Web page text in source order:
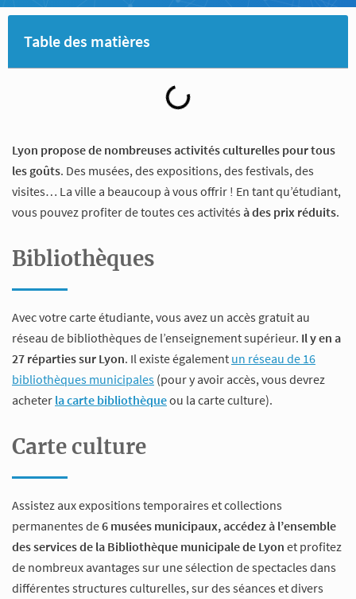
Table des matières
Lyon propose de nombreuses activités culturelles pour tous
les goûts. Des musées, des expositions, des festivals, des
visites… La ville a beaucoup à vous offrir ! En tant qu’étudiant,
vous pouvez profiter de toutes ces activités à des prix réduits.
Bibliothèques
Avec votre carte étudiante, vous avez un accès gratuit au
réseau de bibliothèques de l’enseignement supérieur. Il y en a
27 réparties sur Lyon. Il existe également un réseau de 16
bibliothèques municipales (pour y avoir accès, vous devrez
acheter la carte bibliothèqueou la carte culture).
Carte culture
Assistez aux expositions temporaires et collections
permanentes de6 musées municipaux, accédez à l’ensemble
des services de la Bibliothèque municipale de Lyon et profitez
de nombreux avantages sur une sélection de spectacles dans
différentes structures culturelles, sur des séances et divers